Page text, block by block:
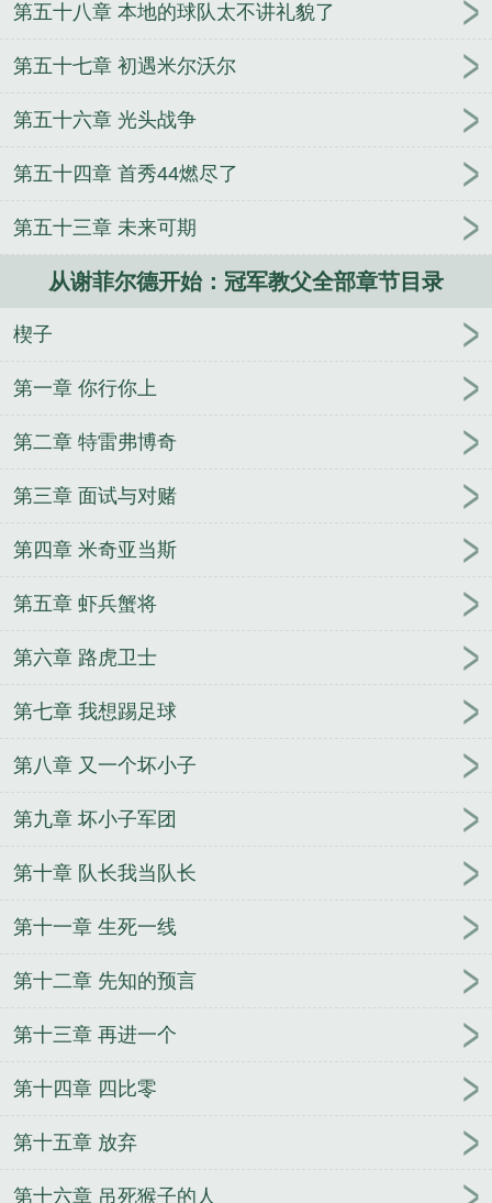
全球灾变后，我在荒野有一片桃源
离婚后娶了个大
明星
第五十八章 本地的球队太不讲礼貌了
第五十七章 初遇米尔沃尔
第五十六章 光头战争
第五十四章 首秀44燃尽了
第五十三章 未来可期
从谢菲尔德开始：冠军教父全部章节目录
楔子
第一章 你行你上
第二章 特雷弗博奇
第三章 面试与对赌
第四章 米奇亚当斯
第五章 虾兵蟹将
第六章 路虎卫士
第七章 我想踢足球
第八章 又一个坏小子
第九章 坏小子军团
第十章 队长我当队长
第十一章 生死一线
第十二章 先知的预言
第十三章 再进一个
第十四章 四比零
第十五章 放弃
第十六章 吊死猴子的人